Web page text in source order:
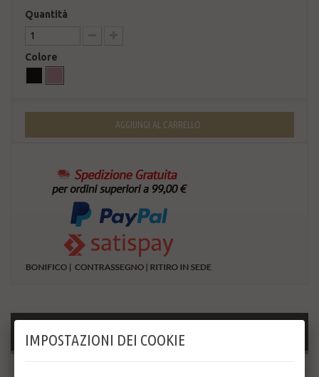
Quantità
Colore
AGGIUNGI AL CARRELLO
IMPOSTAZIONI DEI COOKIE